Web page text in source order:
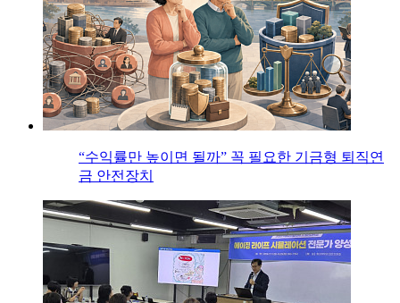
“수익률만 높이면 될까” 꼭 필요한 기금형 퇴직연
금 안전장치